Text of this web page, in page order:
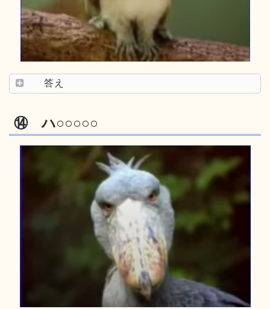
答え
⑭ ハ○○○○○